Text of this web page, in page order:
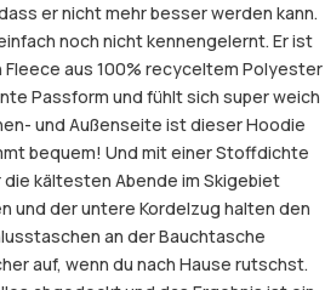
er nicht mehr besser werden kann.
noch nicht kennengelernt. Er ist
aus 100% recyceltem Polyester
Passform und fühlt sich super weich
und Außenseite ist dieser Hoodie
bequem! Und mit einer Stoffdichte
die kältesten Abende im Skigebiet
und der untere Kordelzug halten den
an der Bauchtasche
auf, wenn du nach Hause rutschst.